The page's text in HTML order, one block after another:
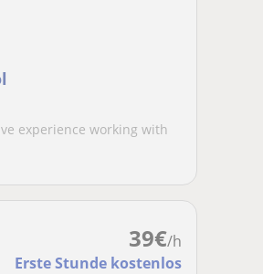
experience working with
39€/h
Erste Stunde kostenlos